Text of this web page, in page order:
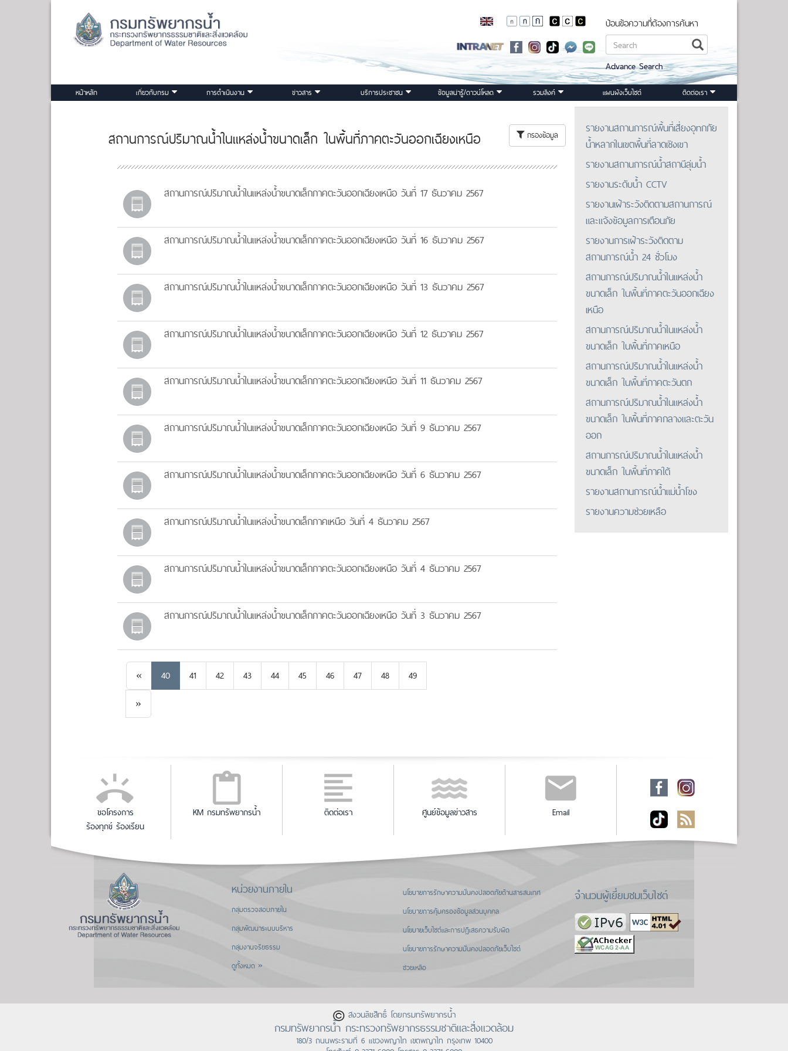
ป้อนข้อความที่ต้องการค้นหา
Advance Search
หน้าหลัก เกี่ยวกับกรม การดำเนินงาน ข่าวสาร บริการประชาชน ข้อมูลน่ารู้/ดาวน์โหลด รวมลิงค์ แผนผังเว็บไซต์ ติดต่อเรา
สถานการณ์ปริมาณน้ำในแหล่งน้ำขนาดเล็ก ในพื้นที่ภาคตะวันออกเฉียงเหนือ กรองข้อมูล
สถานการณ์ปริมาณน้ำในแหล่งน้ำขนาดเล็กภาคตะวันออกเฉียงเหนือ วันที่ 17 ธันวาคม 2567
สถานการณ์ปริมาณน้ำในแหล่งน้ำขนาดเล็กภาคตะวันออกเฉียงเหนือ วันที่ 16 ธันวาคม 2567
สถานการณ์ปริมาณน้ำในแหล่งน้ำขนาดเล็กภาคตะวันออกเฉียงเหนือ วันที่ 13 ธันวาคม 2567
สถานการณ์ปริมาณน้ำในแหล่งน้ำขนาดเล็กภาคตะวันออกเฉียงเหนือ วันที่ 12 ธันวาคม 2567
สถานการณ์ปริมาณน้ำในแหล่งน้ำขนาดเล็กภาคตะวันออกเฉียงเหนือ วันที่ 11 ธันวาคม 2567
สถานการณ์ปริมาณน้ำในแหล่งน้ำขนาดเล็กภาคตะวันออกเฉียงเหนือ วันที่ 9 ธันวาคม 2567
สถานการณ์ปริมาณน้ำในแหล่งน้ำขนาดเล็กภาคตะวันออกเฉียงเหนือ วันที่ 6 ธันวาคม 2567
สถานการณ์ปริมาณน้ำในแหล่งน้ำขนาดเล็กภาคเหนือ วันที่ 4 ธันวาคม 2567
สถานการณ์ปริมาณน้ำในแหล่งน้ำขนาดเล็กภาคตะวันออกเฉียงเหนือ วันที่ 4 ธันวาคม 2567
สถานการณ์ปริมาณน้ำในแหล่งน้ำขนาดเล็กภาคตะวันออกเฉียงเหนือ วันที่ 3 ธันวาคม 2567
«Previous
40 41 42 43 44 45 46 47 48
49
»Next
รายงานสถานการณ์พื้นที่เสี่ยงอุทกภัย
น้ำหลากในเขตพื้นที่ลาดเชิงเขา
รายงานสถานการณ์น้ำสถานีลุ่มน้ำ
รายงานระดับน้ำ CCTV
รายงานเฝ้าระวังติดตามสถานการณ์
และแจ้งข้อมูลการเตือนภัย
รายงานการเฝ้าระวังติดตาม
สถานการณ์น้ำ 24 ชั่วโมง
สถานการณ์ปริมาณน้ำในแหล่งน้ำ
ขนาดเล็ก ในพื้นที่ภาคตะวันออกเฉียง
เหนือ
สถานการณ์ปริมาณน้ำในแหล่งน้ำ
ขนาดเล็ก ในพื้นที่ภาคเหนือ
สถานการณ์ปริมาณน้ำในแหล่งน้ำ
ขนาดเล็ก ในพื้นที่ภาคตะวันตก
สถานการณ์ปริมาณน้ำในแหล่งน้ำ
ขนาดเล็ก ในพื้นที่ภาคกลางและตะวัน
ออก
สถานการณ์ปริมาณน้ำในแหล่งน้ำ
ขนาดเล็ก ในพื้นที่ภาคใต้
รายงานสถานการณ์น้ำแม่น้ำโขง
รายงานความช่วยเหลือ
ขอโครงการ
ร้องทุกข์ ร้องเรียน
KM กรมทรัพยากรน้ำ ติดต่อเรา ศูนย์ข้อมูลข่าวสาร Email
หน่วยงานภายใน
กลุ่มตรวจสอบภายใน
กลุ่มพัฒนาระบบบริหาร
กลุ่มงานจริยธรรม
ดูทั้งหมด »
นโยบายการรักษาความมั่นคงปลอดภัยด้านสารสนเทศ
นโยบายการคุ้มครองข้อมูลส่วนบุคคล
นโยบายเว็บไซต์และการปฏิเสธความรับผิด
นโยบายการรักษาความมั่นคงปลอดภัยเว็บไซต์
ช่วยเหลือ
จำนวนผู้เยี่ยมชมเว็บไซต์
สงวนลิขสิทธิ์ โดยกรมทรัพยากรน้ำ
กรมทรัพยากรน้ำ กระทรวงทรัพยากรธรรมชาติและสิ่งแวดล้อม
180/3 ถนนพระรามที่ 6 แขวงพญาไท เขตพญาไท กรุงเทพ 10400